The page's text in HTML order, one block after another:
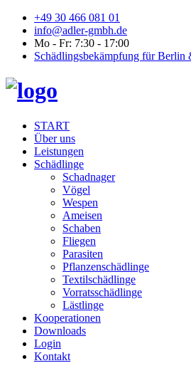
+49 30 466 081 01
info@adler-gmbh.de
Mo - Fr: 7:30 - 17:00
Schädlingsbekämpfung für Berlin
START
Über uns
Leistungen
Schädlinge
Schadnager
Vögel
Wespen
Ameisen
Schaben
Fliegen
Parasiten
Pflanzenschädlinge
Textilschädlinge
Vorratsschädlinge
Lästlinge
Kooperationen
Downloads
Login
Kontakt